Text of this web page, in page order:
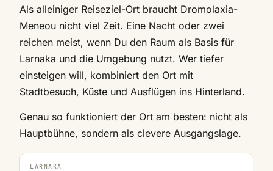
Als alleiniger Reiseziel-Ort braucht Dromolaxia-
Meneou nicht viel Zeit. Eine Nacht oder zwei
reichen meist, wenn Du den Raum als Basis für
Larnaka und die Umgebung nutzt. Wer tiefer
einsteigen will, kombiniert den Ort mit
Stadtbesuch, Küste und Ausflügen ins Hinterland.
Genau so funktioniert der Ort am besten: nicht als
Hauptbühne, sondern als clevere Ausgangslage.
LARNAKA